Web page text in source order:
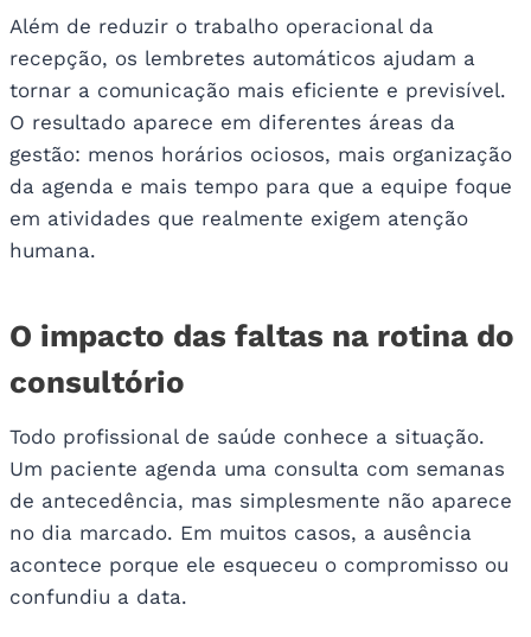
Além de reduzir o trabalho operacional da
recepção, os lembretes automáticos ajudam a
tornar a comunicação mais eficiente e previsível.
O resultado aparece em diferentes áreas da
gestão: menos horários ociosos, mais organização
da agenda e mais tempo para que a equipe foque
em atividades que realmente exigem atenção
humana.
O impacto das faltas na rotina do
consultório
Todo profissional de saúde conhece a situação.
Um paciente agenda uma consulta com semanas
de antecedência, mas simplesmente não aparece
no dia marcado. Em muitos casos, a ausência
acontece porque ele esqueceu o compromisso ou
confundiu a data.